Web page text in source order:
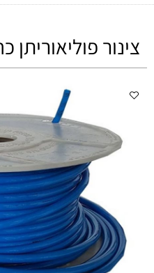
צינור פוליאוריתן כחול